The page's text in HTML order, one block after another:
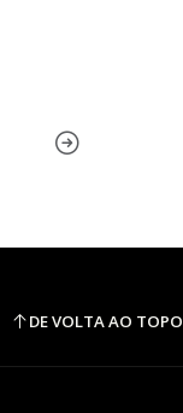
DE VOLTA AO TOPO